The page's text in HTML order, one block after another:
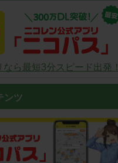
ら最短3分スピード出発！
ンツ